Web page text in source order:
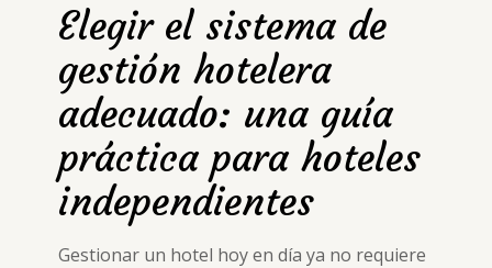
Elegir el sistema de
gestión hotelera
adecuado: una guía
práctica para hoteles
independientes
Gestionar un hotel hoy en día ya no requiere